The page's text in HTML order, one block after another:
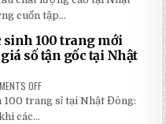
LẮP
ĐẶT
ĐÁNG
ĐẦU
NHẤT
2026
24H
ĐỂ
HOÀN
VỞ
IN
HÌNH
YÊU
CHẤT
LƯỢNG
cuốn tập...
sinh 100 trang mới
số tận gốc tại Nhật
OFF
BẢNG
GIÁ
100 trang sỉ tại Nhật Đông:
các...